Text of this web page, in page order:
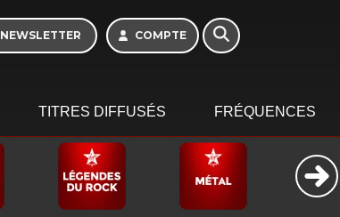
NEWSLETTER COMPTE
TITRES DIFFUSÉS FRÉQUENCES
10h - 13h